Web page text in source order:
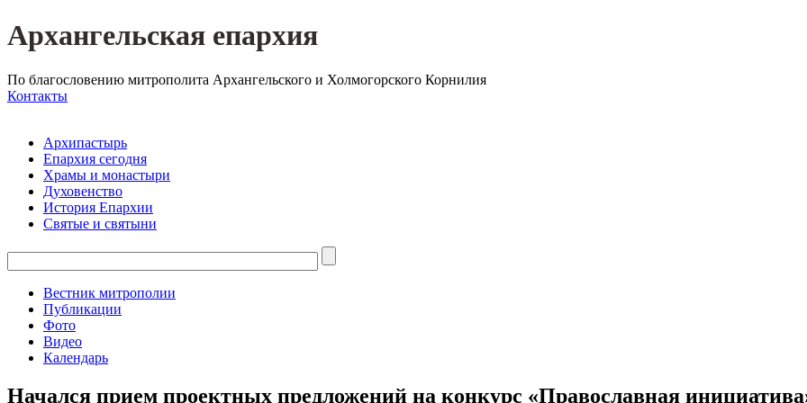
Архангельская епархия
По благословению митрополита Архангельского и Холмогорского Корнилия
Контакты
Архипастырь
Епархия сегодня
Храмы и монастыри
Духовенство
История Епархии
Святые и святыни
Вестник митрополии
Публикации
Фото
Видео
Календарь
Начался прием проектных предложений на конкурс «Православная